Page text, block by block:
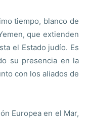
tiempo, blanco de
que extienden
el Estado judío. Es
su presencia en la
con los aliados de
Europea en el Mar,